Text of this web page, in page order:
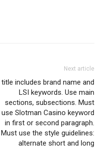
Next article
title includes brand name and
LSI keywords. Use main
sections, subsections. Must
use Slotman Casino keyword
in first or second paragraph.
Must use the style guidelines:
alternate short and long